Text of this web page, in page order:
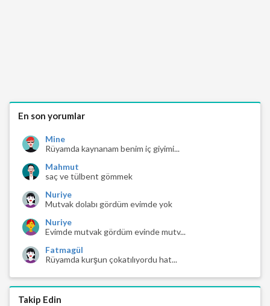
En son yorumlar
Mine
Rüyamda kaynanam benim iç giyimi...
Mahmut
saç ve tülbent gömmek
Nuriye
Mutvak dolabı gördüm evimde yok
Nuriye
Evimde mutvak gördüm evinde mutv...
Fatmagül
Rüyamda kurşun çokatılıyordu hat...
Takip Edin